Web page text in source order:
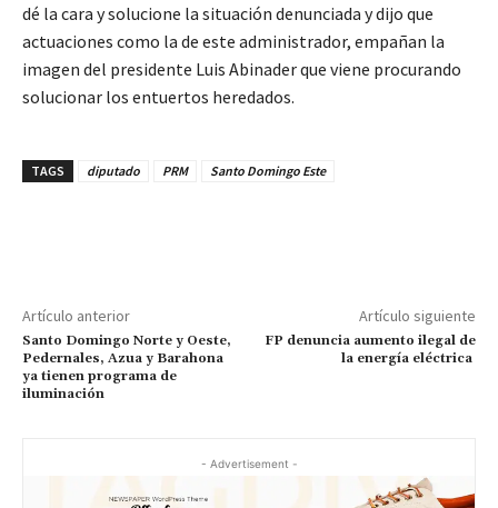
dé la cara y solucione la situación denunciada y dijo que
actuaciones como la de este administrador, empañan la
imagen del presidente Luis Abinader que viene procurando
solucionar los entuertos heredados.
TAGS diputado PRM Santo Domingo Este
Artículo anterior
Santo Domingo Norte y Oeste,
Pedernales, Azua y Barahona
ya tienen programa de
iluminación
Artículo siguiente
FP denuncia aumento ilegal de
la energía eléctrica
- Advertisement -